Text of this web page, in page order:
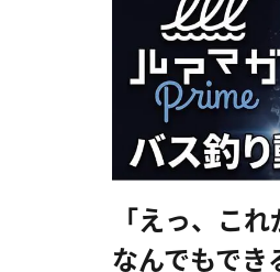
「えっ、こ
なんでもでき